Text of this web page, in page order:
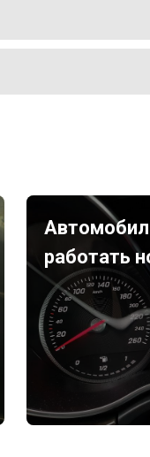
работать